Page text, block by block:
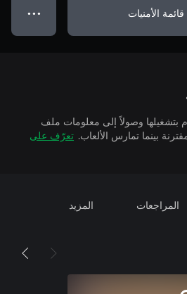
الأمنيات ● ● ●
بتشغيلها وصولاً إلى معلومات ملف
تعرّف على
المراجعات المزيد